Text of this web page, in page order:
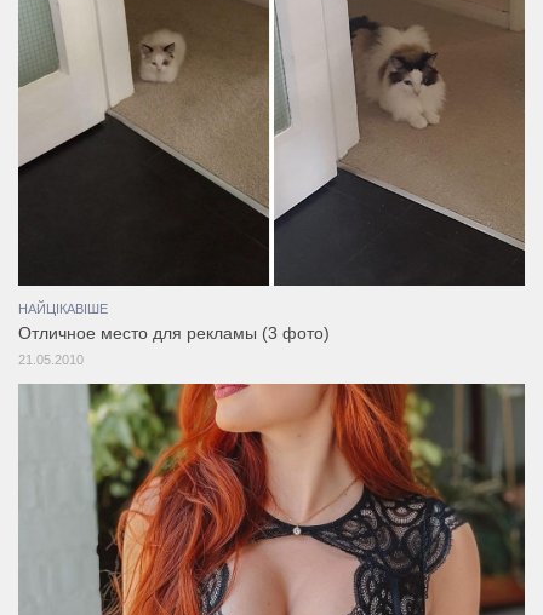
НАЙЦІКАВІШЕ
Отличное место для рекламы (3 фото)
21.05.2010